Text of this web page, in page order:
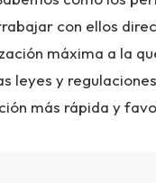
con ellos
máxima a la
leyes y
más rápida y